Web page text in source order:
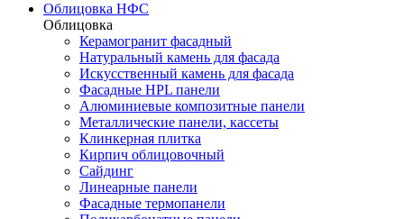
Облицовка НФС
Облицовка
Керамогранит фасадный
Натуральный камень для фасада
Искусственный камень для фасада
Фасадные HPL панели
Алюминиевые композитные панели
Металлические панели, кассеты
Клинкерная плитка
Кирпич облицовочный
Сайдинг
Линеарные панели
Фасадные термопанели